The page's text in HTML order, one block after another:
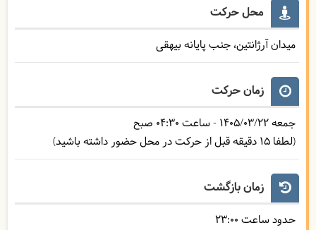
محل حرکت
میدان آرژانتین، جنب پایانه بیهقی
زمان حرکت
جمعه1405/03/22 - ساعت 04:30 صبح
(لطفا 15 دقیقه قبل از حرکت در محل حضور داشته باشید)
زمان بازگشت
حدود ساعت 23:00